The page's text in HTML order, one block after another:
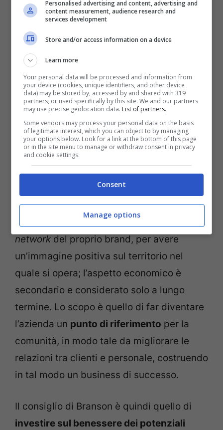
sportive, che hanno contribuito a creare un
ambiente più confortevole e stimolante
per gli alunni.
Sulla scia di questo progetto ne stanno
sorgendo altri, con l’intento di ampliare il
network del proprio brand, per avere
un’immagine positiva sul territorio nel
quale si opera; l’aspetto economico è
secondario e considerato solo a lungo
termine. Lo scopo è quello di far diventare
l’azienda un punto di riferimento per la
comunità, in modo tale da migliorare le
relazioni tra clienti e personale, costruendo
in tal modo un business di successo.
Il consiglio di Branson è quindi quello di
investire sul benessere dei potenziali
Personalised advertising and content, advertising and
content measurement, audience research and
services development
Store and/or access information on a device
Learn more
Your personal data will be processed and information from
your device (cookies, unique identifiers, and other device
data) may be stored by, accessed by and shared with 319
partners, or used specifically by this site. We and our partners
may use precise geolocation data. List of partners.
Some vendors may process your personal data on the basis
of legitimate interest, which you can object to by managing
your options below. Look for a link at the bottom of this page
or in the site menu to manage or withdraw consent in privacy
and cookie settings.
Consent
Manage options